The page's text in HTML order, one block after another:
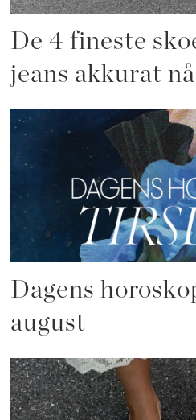
De 4 fineste
jeans akkurat nå
Dagens
august